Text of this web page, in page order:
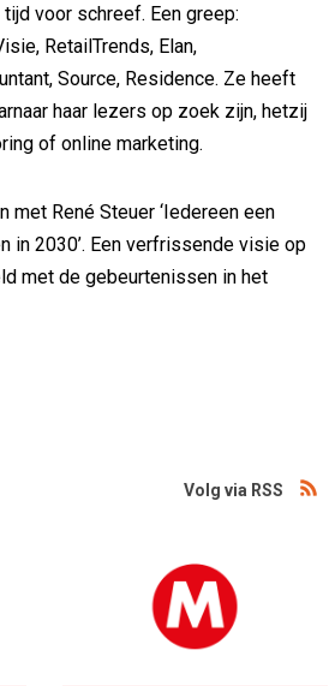
voor schreef. Een greep:
RetailTrends, Elan,
Source, Residence. Ze heeft
haar lezers op zoek zijn, hetzij
of online marketing.
René Steuer ‘Iedereen een
in 2030’. Een verfrissende visie op
met de gebeurtenissen in het
Volg via RSS